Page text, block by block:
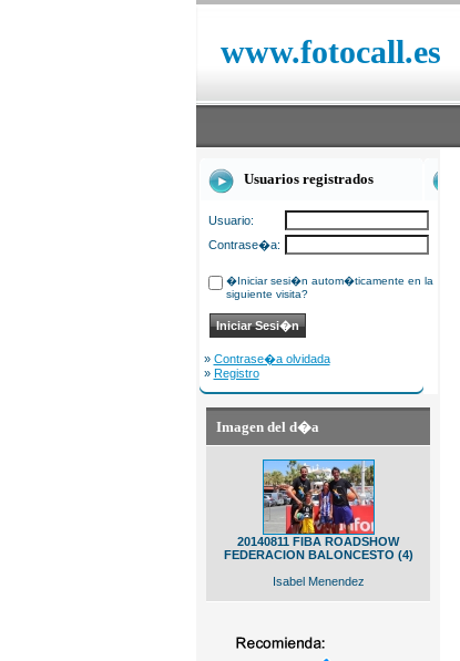
www.fotocall.es
Usuarios registrados
Usuario:
Contrase�a:
�Iniciar sesi�n autom�ticamente en la
siguiente visita?
» Contrase�a olvidada
» Registro
Imagen del d�a
20140811 FIBA ROADSHOW
FEDERACION BALONCESTO (4)
Isabel Menendez